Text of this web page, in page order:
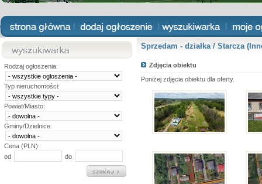
Rodzaj ogłoszenia:
Typ nieruchomości:
Powiat/Miasto:
Gminy/Dzielnice:
Cena (PLN):
od
do
Sprzedam - działka / Starcza
Zdjęcia obiektu
Poniżej zdjęcia obiektu dla oferty.